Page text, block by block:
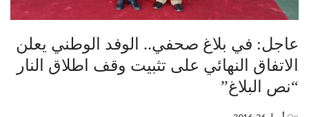
عاجل: في بلاغ صحفي.. الوفد الوطني يعلن
الاتفاق النهائي على تثبيت وقف اطلاق النار
“نص البلاغ”